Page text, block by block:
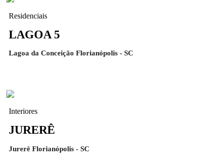
Residenciais
LAGOA 5
Lagoa da Conceição Florianópolis - SC
Interiores
JURERÊ
Jurerê Florianópolis - SC